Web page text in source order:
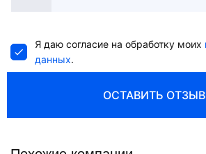
Я даю согласие на обработку моих
данных.
ОСТАВИТЬ ОТЗЫВ